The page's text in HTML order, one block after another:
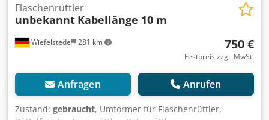
Wiefelstede 281 km
Flaschenrüttler
unbekannt Kabellänge 10 m
750 €
Festpreis zzgl. MwSt.
Anfragen Anrufen
Zustand: gebraucht, Umformer für Flaschenrüttler,